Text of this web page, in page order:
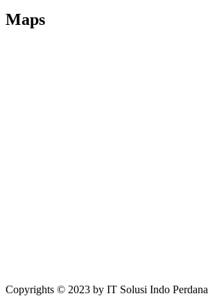
Maps
Copyrights © 2023 by IT Solusi Indo Perdana